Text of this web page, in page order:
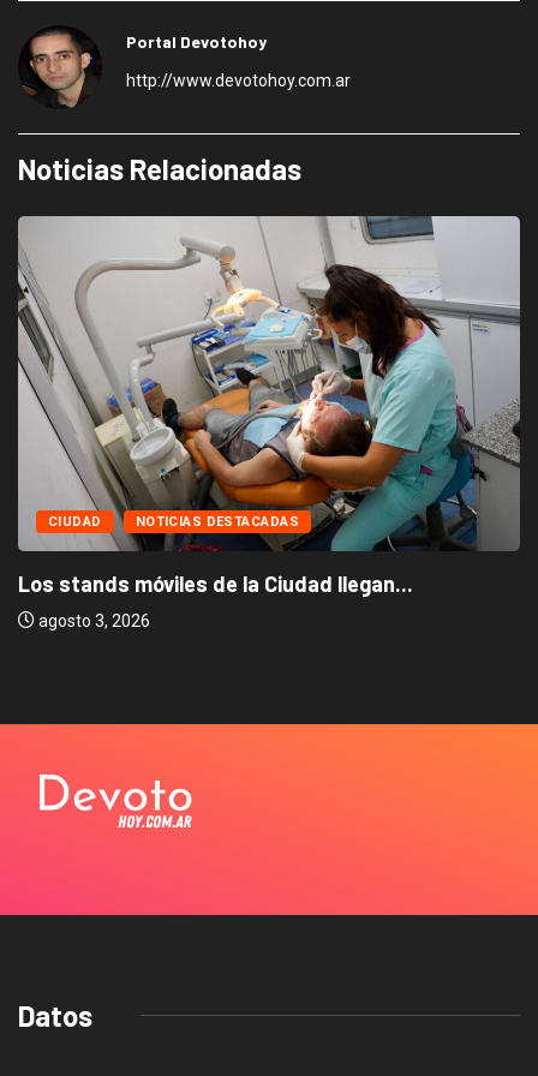
Portal Devotohoy
http://www.devotohoy.com.ar
Noticias Relacionadas
CIUDAD NOTICIAS DESTACADAS
Los stands móviles de la Ciudad llegan...
agosto 3, 2026
Datos